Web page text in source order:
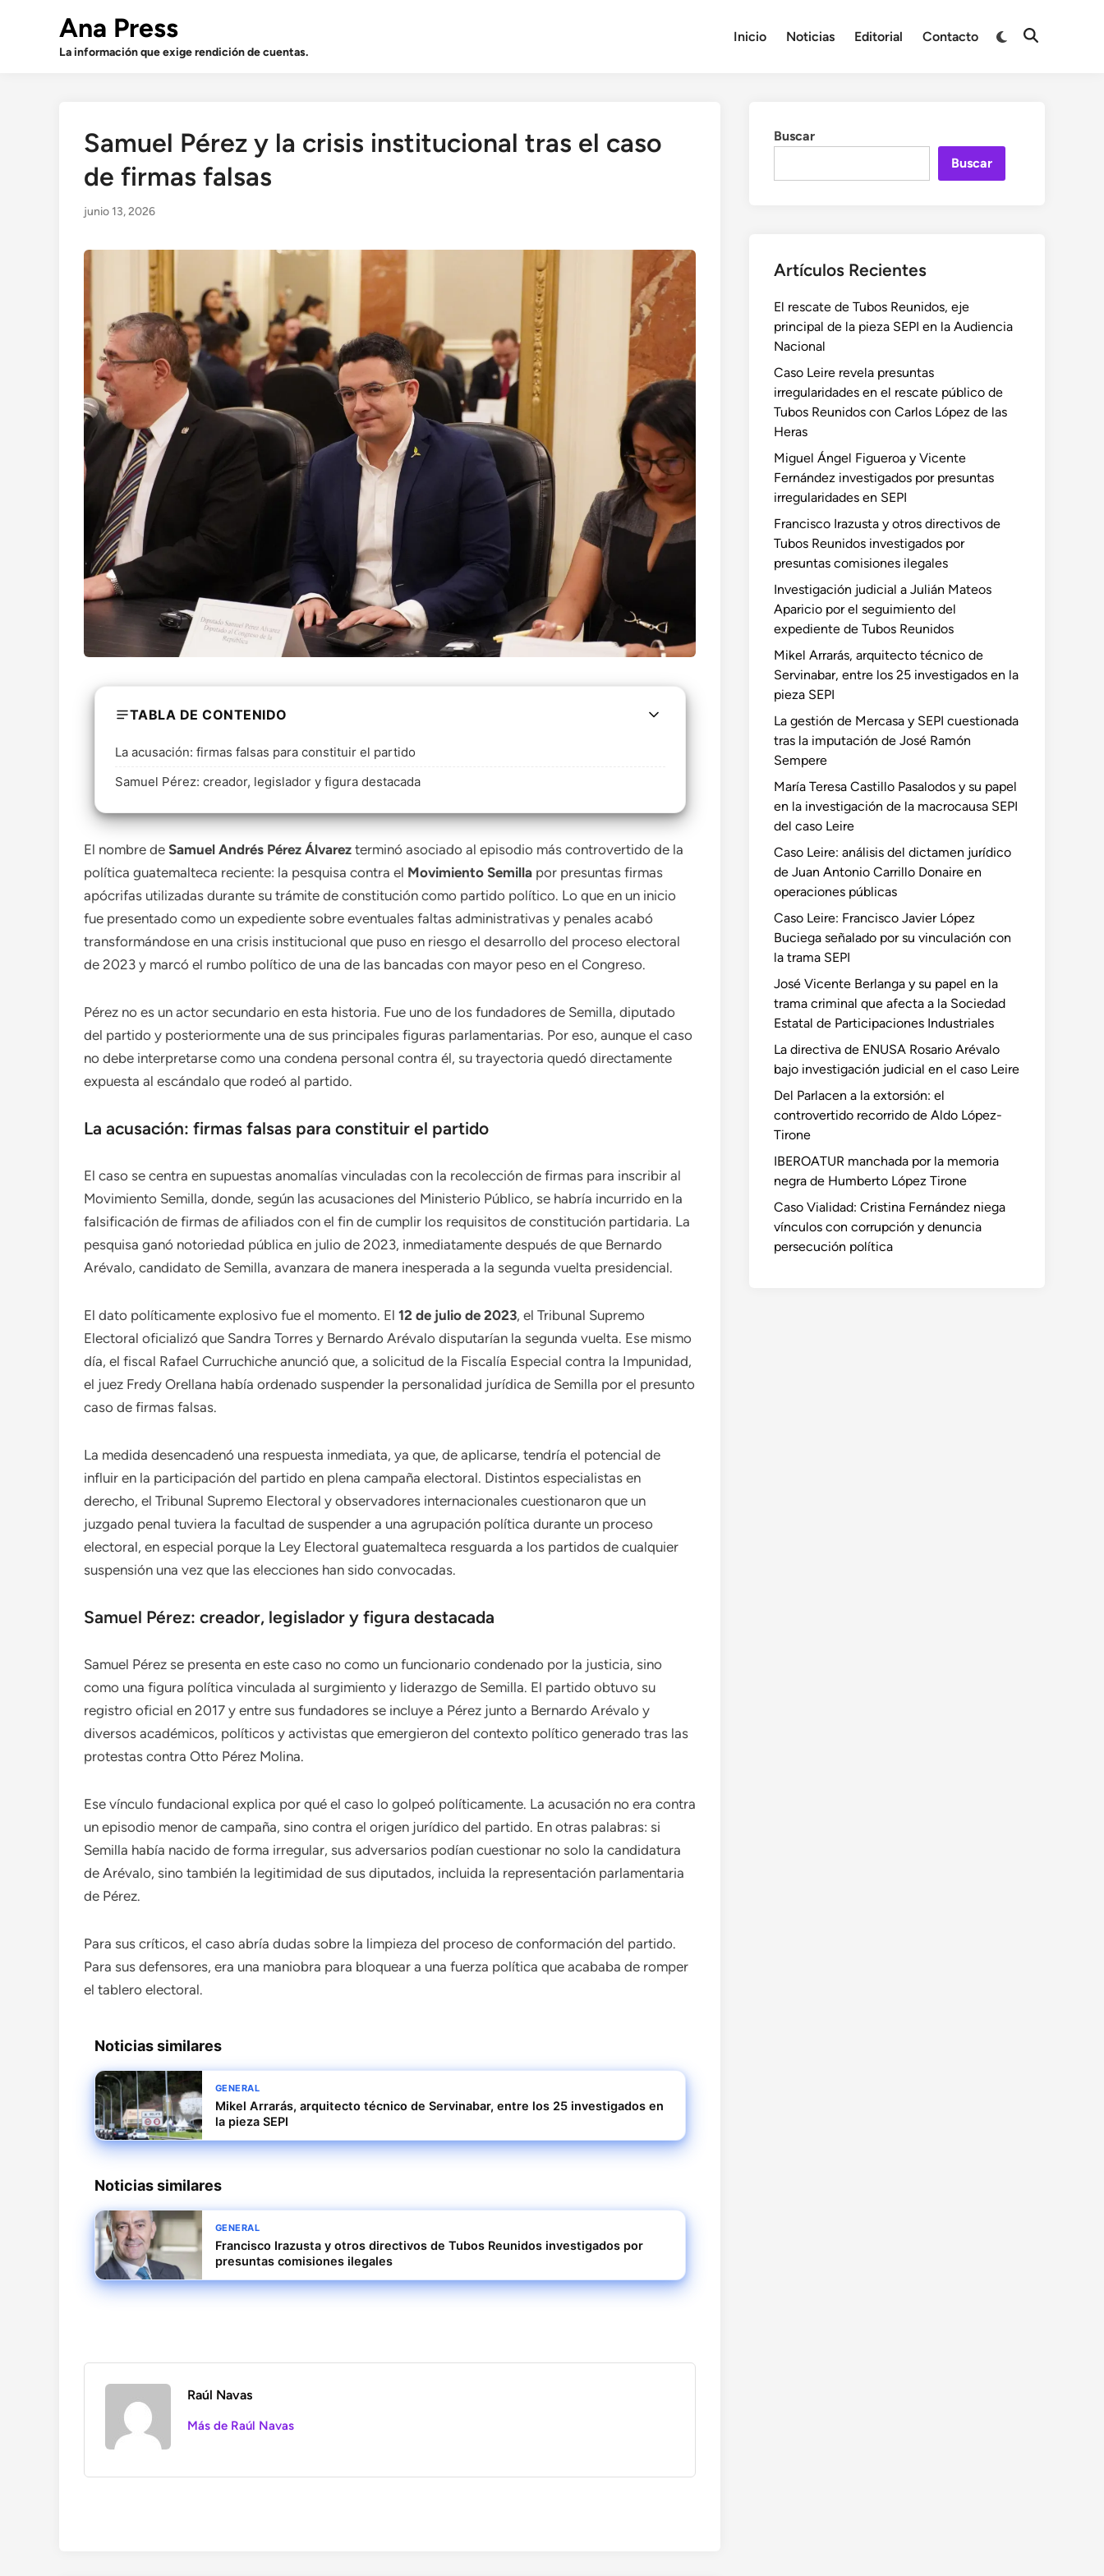
Ana Press
La información que exige rendición de cuentas.
Inicio Noticias Editorial Contacto
Cambiar
Abrir
Samuel Pérez y la crisis institucional tras el caso
de firmas falsas
junio 13, 2026
TABLA DE CONTENIDO
La acusación: firmas falsas para constituir el partido
Samuel Pérez: creador, legislador y figura destacada
El nombre de Samuel Andrés Pérez Álvarez terminó asociado al episodio más controvertido de la
política guatemalteca reciente: la pesquisa contra el Movimiento Semilla por presuntas firmas
apócrifas utilizadas durante su trámite de constitución como partido político. Lo que en un inicio
fue presentado como un expediente sobre eventuales faltas administrativas y penales acabó
transformándose en una crisis institucional que puso en riesgo el desarrollo del proceso electoral
de 2023 y marcó el rumbo político de una de las bancadas con mayor peso en el Congreso.
Pérez no es un actor secundario en esta historia. Fue uno de los fundadores de Semilla, diputado
del partido y posteriormente una de sus principales figuras parlamentarias. Por eso, aunque el caso
no debe interpretarse como una condena personal contra él, su trayectoria quedó directamente
expuesta al escándalo que rodeó al partido.
La acusación: firmas falsas para constituir el partido
El caso se centra en supuestas anomalías vinculadas con la recolección de firmas para inscribir al
Movimiento Semilla, donde, según las acusaciones del Ministerio Público, se habría incurrido en la
falsificación de firmas de afiliados con el fin de cumplir los requisitos de constitución partidaria. La
pesquisa ganó notoriedad pública en julio de 2023, inmediatamente después de que Bernardo
Arévalo, candidato de Semilla, avanzara de manera inesperada a la segunda vuelta presidencial.
El dato políticamente explosivo fue el momento. El 12 de julio de 2023, el Tribunal Supremo
Electoral oficializó que Sandra Torres y Bernardo Arévalo disputarían la segunda vuelta. Ese mismo
día, el fiscal Rafael Curruchiche anunció que, a solicitud de la Fiscalía Especial contra la Impunidad,
el juez Fredy Orellana había ordenado suspender la personalidad jurídica de Semilla por el presunto
caso de firmas falsas.
La medida desencadenó una respuesta inmediata, ya que, de aplicarse, tendría el potencial de
influir en la participación del partido en plena campaña electoral. Distintos especialistas en
derecho, el Tribunal Supremo Electoral y observadores internacionales cuestionaron que un
juzgado penal tuviera la facultad de suspender a una agrupación política durante un proceso
electoral, en especial porque la Ley Electoral guatemalteca resguarda a los partidos de cualquier
suspensión una vez que las elecciones han sido convocadas.
Samuel Pérez: creador, legislador y figura destacada
Samuel Pérez se presenta en este caso no como un funcionario condenado por la justicia, sino
como una figura política vinculada al surgimiento y liderazgo de Semilla. El partido obtuvo su
registro oficial en 2017 y entre sus fundadores se incluye a Pérez junto a Bernardo Arévalo y
diversos académicos, políticos y activistas que emergieron del contexto político generado tras las
protestas contra Otto Pérez Molina.
Ese vínculo fundacional explica por qué el caso lo golpeó políticamente. La acusación no era contra
un episodio menor de campaña, sino contra el origen jurídico del partido. En otras palabras: si
Semilla había nacido de forma irregular, sus adversarios podían cuestionar no solo la candidatura
de Arévalo, sino también la legitimidad de sus diputados, incluida la representación parlamentaria
de Pérez.
Para sus críticos, el caso abría dudas sobre la limpieza del proceso de conformación del partido.
Para sus defensores, era una maniobra para bloquear a una fuerza política que acababa de romper
el tablero electoral.
Noticias similares
GENERAL
Mikel Arrarás, arquitecto técnico de Servinabar, entre los 25 investigados en
la pieza SEPI
Noticias similares
GENERAL
Francisco Irazusta y otros directivos de Tubos Reunidos investigados por
presuntas comisiones ilegales
Raúl Navas
Más de Raúl Navas
Buscar
Buscar
Artículos Recientes
El rescate de Tubos Reunidos, eje
principal de la pieza SEPI en la Audiencia
Nacional
Caso Leire revela presuntas
irregularidades en el rescate público de
Tubos Reunidos con Carlos López de las
Heras
Miguel Ángel Figueroa y Vicente
Fernández investigados por presuntas
irregularidades en SEPI
Francisco Irazusta y otros directivos de
Tubos Reunidos investigados por
presuntas comisiones ilegales
Investigación judicial a Julián Mateos
Aparicio por el seguimiento del
expediente de Tubos Reunidos
Mikel Arrarás, arquitecto técnico de
Servinabar, entre los 25 investigados en la
pieza SEPI
La gestión de Mercasa y SEPI cuestionada
tras la imputación de José Ramón
Sempere
María Teresa Castillo Pasalodos y su papel
en la investigación de la macrocausa SEPI
del caso Leire
Caso Leire: análisis del dictamen jurídico
de Juan Antonio Carrillo Donaire en
operaciones públicas
Caso Leire: Francisco Javier López
Buciega señalado por su vinculación con
la trama SEPI
José Vicente Berlanga y su papel en la
trama criminal que afecta a la Sociedad
Estatal de Participaciones Industriales
La directiva de ENUSA Rosario Arévalo
bajo investigación judicial en el caso Leire
Del Parlacen a la extorsión: el
controvertido recorrido de Aldo López-
Tirone
IBEROATUR manchada por la memoria
negra de Humberto López Tirone
Caso Vialidad: Cristina Fernández niega
vínculos con corrupción y denuncia
persecución política